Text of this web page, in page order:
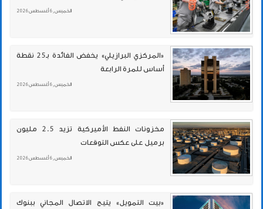
الخميس , 6 أغسطس 2026
«المركزي البرازيلي» يخفض الفائدة بـ25 نقطة
أساس للمرة الرابعة
الخميس , 6 أغسطس 2026
مخزونات النفط الأميركية تزيد 2.5 مليون
برميل على عكس التوقعات
الخميس , 6 أغسطس 2026
«بيت التمويل» يتيح الاتصال المجاني ببنوك